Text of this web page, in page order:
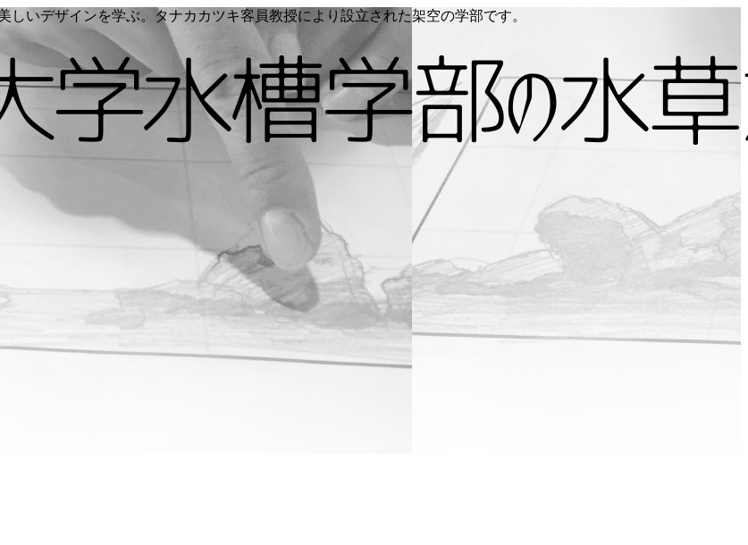
いデザインを学ぶ。タナカカツキ客員教授により設立された架空の学部です。